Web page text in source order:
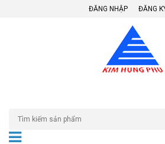
ĐĂNG NHẬP ĐĂNG